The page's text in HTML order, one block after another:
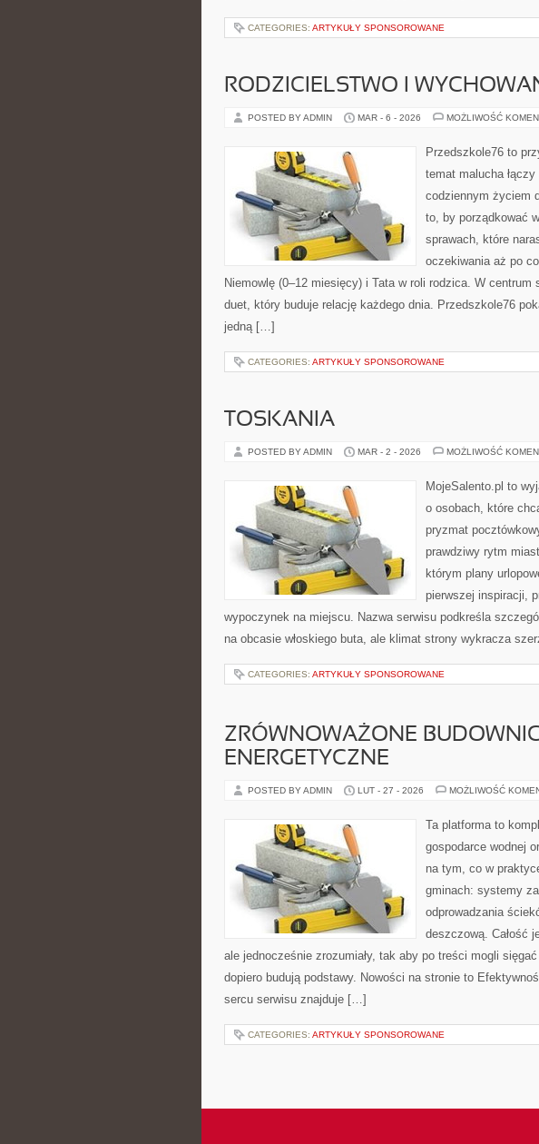
CATEGORIES: ARTYKUŁY SPONSOROWANE
RODZICIELSTWO I
POSTED BY ADMIN MAR - 6 - 2026 MOŻLIWOŚĆ
Przedszkole76 to
temat malucha
codziennym życiem
to, by porządkować
sprawach, które
oczekiwania aż po
Niemowlę (0–12 miesięcy) i Tata w roli rodzica. W
duet, który buduje relację każdego dnia. Przedszkole76
jedną […]
CATEGORIES: ARTYKUŁY SPONSOROWANE
TOSKANIA
POSTED BY ADMIN MAR - 2 - 2026 MOŻLIWOŚĆ
MojeSalento.pl to
o osobach, które
pryzmat
prawdziwy rytm
którym plany
pierwszej inspiracji,
wypoczynek na miejscu. Nazwa serwisu podkreśla
na obcasie włoskiego buta, ale klimat strony wykracza
CATEGORIES: ARTYKUŁY SPONSOROWANE
ZRÓWNOWAŻONE
ENERGETYCZNE
POSTED BY ADMIN LUT - 27 - 2026 MOŻLIWOŚĆ
Ta platforma to
gospodarce wodnej
na tym, co w
gminach: systemy
odprowadzania
deszczową. Całość
ale jednocześnie zrozumiały, tak aby po treści mogli
dopiero budują podstawy. Nowości na stronie to
sercu serwisu znajduje […]
CATEGORIES: ARTYKUŁY SPONSOROWANE